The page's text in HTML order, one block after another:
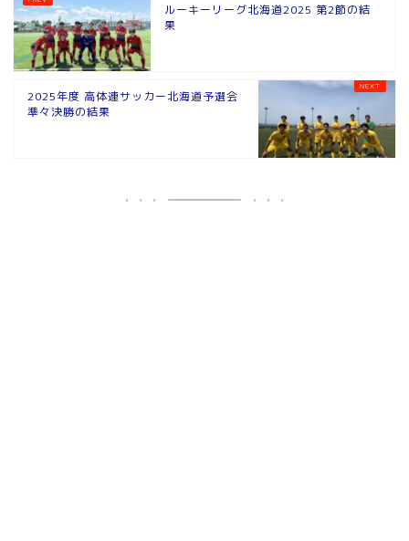
ルーキーリーグ北海道2025 第2節の結
果
2025年度 高体連サッカー北海道予選会
準々決勝の結果